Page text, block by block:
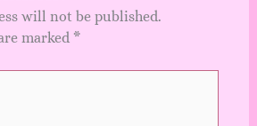
will not be published.
marked *